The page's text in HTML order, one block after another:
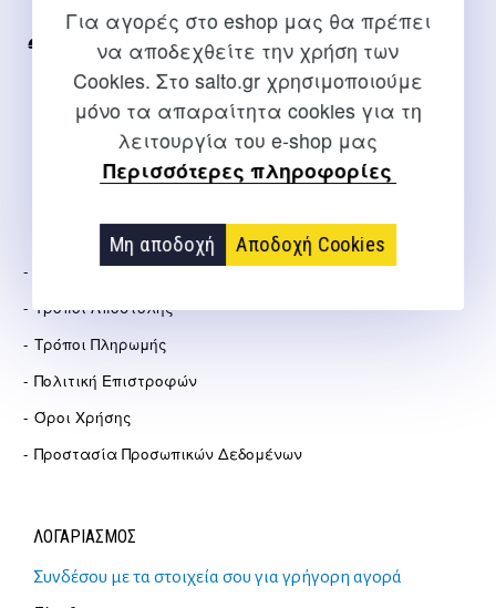
Για αγορές στο eshop μας θα πρέπει
να αποδεχθείτε την χρήση των
Cookies. Στο salto.gr χρησιμοποιούμε
μόνο τα απαραίτητα cookies για τη
λειτουργία του e-shop μας
Περισσότερες πληροφορίες
Μη αποδοχή Αποδοχή Cookies
2310 267108
info@salto.gr
Αγγελάκη 21, Θεσσαλονίκη
Σχετικά Με Εμάς
Τρόποι Αποστολής
Τρόποι Πληρωμής
Πολιτική Επιστροφών
Όροι Χρήσης
Προστασία Προσωπικών Δεδομένων
ΛΟΓΑΡΙΑΣΜΟΣ
Συνδέσου με τα στοιχεία σου για γρήγορη αγορά